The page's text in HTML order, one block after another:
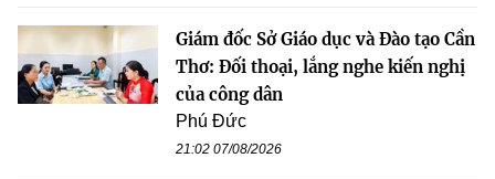
Giám đốc Sở Giáo dục và Đào tạo Cần
Thơ: Đối thoại, lắng nghe kiến nghị
của công dân
Phú Đức
21:02 07/08/2026